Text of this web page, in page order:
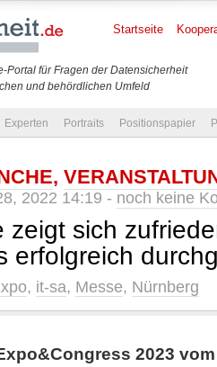
Portal für Fragen der Datensicherheit
und behördlichen Umfeld
Startseite
Experten Portraits Positionspapier
,
2022 14:19 - noch keine
zeigt sich
erfolgreich
, it-sa, Messe, Nürnberg
2023